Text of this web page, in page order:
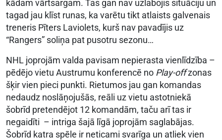
kādam vārtsargam. Tas gan nav uzlabojis situāciju un
tagad jau klīst runas, ka varētu tikt atlaists galvenais
treneris Pīters Laviolets, kurš nav pavadījis uz
“Rangers” soliņa pat pusotru sezonu…
NHL joprojām valda pavisam nepierasta vienlīdzība –
pēdējo vietu Austrumu konferencē no Play-offzonas
šķir vien pieci punkti. Rietumos jau gan komandas
nedaudz noslāņojušās, reāli uz vietu astotniekā
šobrīd pretendējot 12 komandām, taču arī tas ir
negaidīti – intriga šajā līgā joprojām saglabājas.
Šobrīd katra spēle ir neticami svarīga un atliek vien